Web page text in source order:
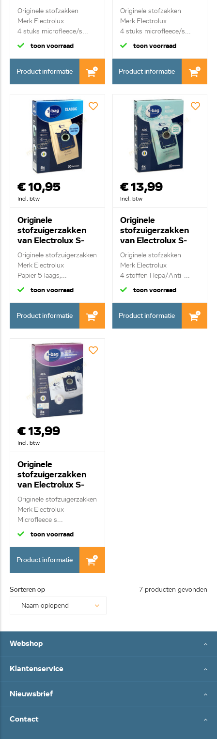
9002565464
Originele stofzakken
Merk Electrolux
4 stuks microfleece/s...
toon voorraad
Product informatie
ES53N
9001968420
Originele stofzakken
Merk Electrolux
4 stuks microfleece/s...
toon voorraad
Product informatie
€ 10,95
Incl. btw
Originele
stofzuigerzakken
van Electrolux S-
Bag E200S
9001684621
Originele stofzuigerzakken
Merk Electrolux
Papier 5 laags,...
toon voorraad
Product informatie
€ 13,99
Incl. btw
Originele
stofzuigerzakken
van Electrolux S-
Bag E206S Anti-
Allergy 900168460
Originele stofzakken
Merk Electrolux
4 stoffen Hepa/Anti-...
toon voorraad
Product informatie
€ 13,99
Incl. btw
Originele
stofzuigerzakken
van Electrolux S-
Bag E210S
9001684613
Originele stofzuigerzakken
Merk Electrolux
Microfleece s...
toon voorraad
Product informatie
Sorteren op 7 producten gevonden
Webshop
Klantenservice
Nieuwsbrief
Contact